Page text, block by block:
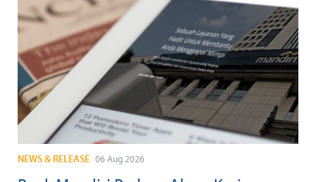
NEWS & RELEASE 06 Aug 2026